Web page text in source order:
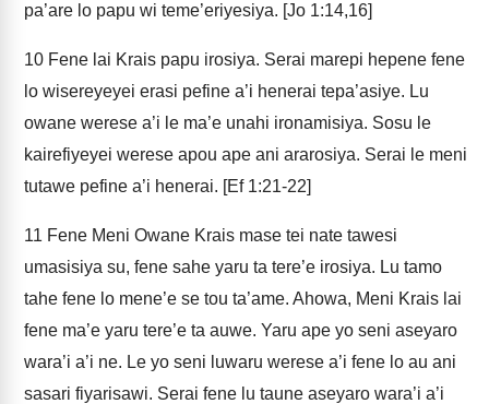
pa’are lo papu wi teme’eriyesiya. [Jo 1:14,16]
10 Fene lai Krais papu irosiya. Serai marepi hepene fene
lo wisereyeyei erasi pefine a’i henerai tepa’asiye. Lu
owane werese a’i le ma’e unahi ironamisiya. Sosu le
kairefiyeyei werese apou ape ani ararosiya. Serai le meni
tutawe pefine a’i henerai. [Ef 1:21-22]
11 Fene Meni Owane Krais mase tei nate tawesi
umasisiya su, fene sahe yaru ta tere’e irosiya. Lu tamo
tahe fene lo mene’e se tou ta’ame. Ahowa, Meni Krais lai
fene ma’e yaru tere’e ta auwe. Yaru ape yo seni aseyaro
wara’i a’i ne. Le yo seni luwaru werese a’i fene lo au ani
sasari fiyarisawi. Serai fene lu taune aseyaro wara’i a’i